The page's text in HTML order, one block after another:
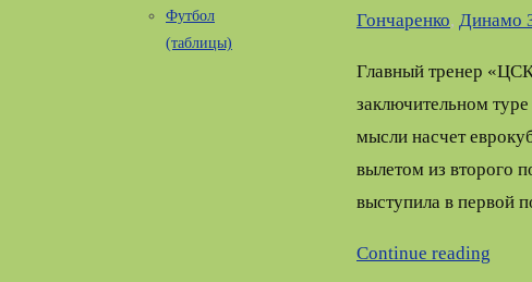
Гончаренко, Динамо
Главный тренер
заключительном
мысли насчет
вылетом из второго
выступила в первой
Continue reading
Футбол
(таблицы)